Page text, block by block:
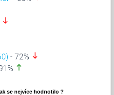
south
- 72% south
north
se nejvíce hodnotilo ?